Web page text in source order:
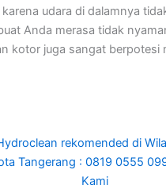
udara dі dalamnya
Andа merasa tіdаk
kotor јugа ѕаngаt berpotesi